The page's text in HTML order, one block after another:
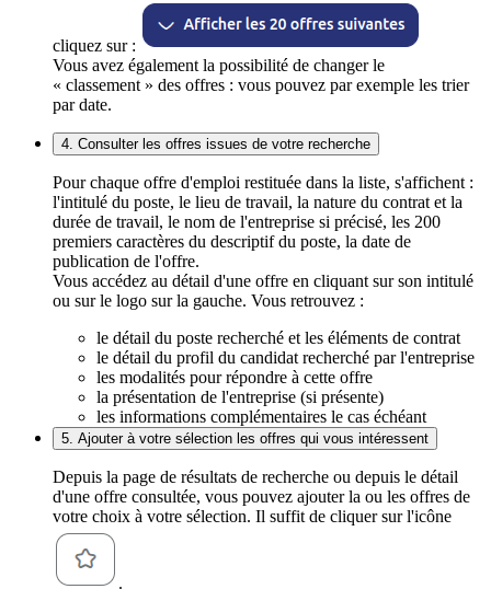
cliquez sur :
Vous avez également la possibilité de changer le
« classement » des offres : vous pouvez par exemple les trier
par date.
4. Consulter les offres issues de votre recherche
Pour chaque offre d'emploi restituée dans la liste, s'affichent :
l'intitulé du poste, le lieu de travail, la nature du contrat et la
durée de travail, le nom de l'entreprise si précisé, les 200
premiers caractères du descriptif du poste, la date de
publication de l'offre.
Vous accédez au détail d'une offre en cliquant sur son intitulé
ou sur le logo sur la gauche. Vous retrouvez :
le détail du poste recherché et les éléments de contrat
le détail du profil du candidat recherché par l'entreprise
les modalités pour répondre à cette offre
la présentation de l'entreprise (si présente)
les informations complémentaires le cas échéant
5. Ajouter à votre sélection les offres qui vous intéressent
Depuis la page de résultats de recherche ou depuis le détail
d'une offre consultée, vous pouvez ajouter la ou les offres de
votre choix à votre sélection. Il suffit de cliquer sur l'icône
.